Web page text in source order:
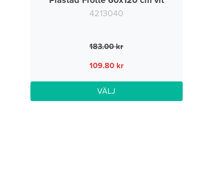
4213040
109.80
183.00
VÄLJ